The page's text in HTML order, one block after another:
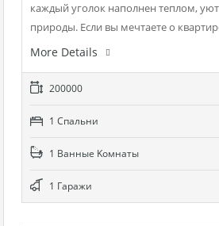
каждый уголок наполнен теплом,
природы. Если вы мечтаете о
More Details
200000
1 Cпальни
1 Bанные Kомнаты
1 Гаражи